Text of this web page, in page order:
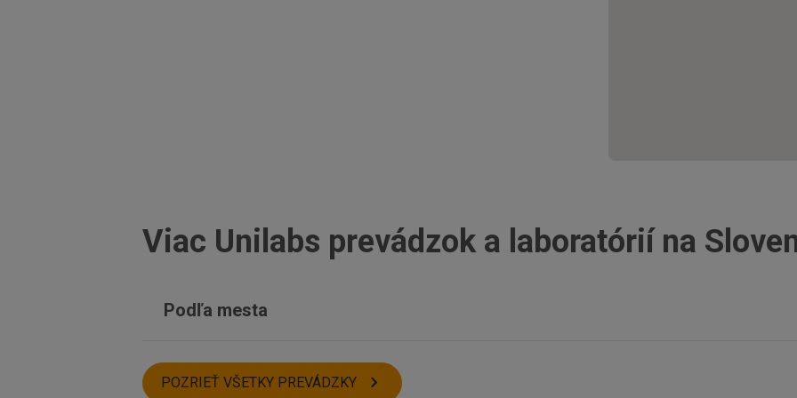
Viac Unilabs prevádzok a laboratórií na
Podľa mesta
Trebišov
Partizánske
POZRIEŤ VŠETKY PREVÁDZKY